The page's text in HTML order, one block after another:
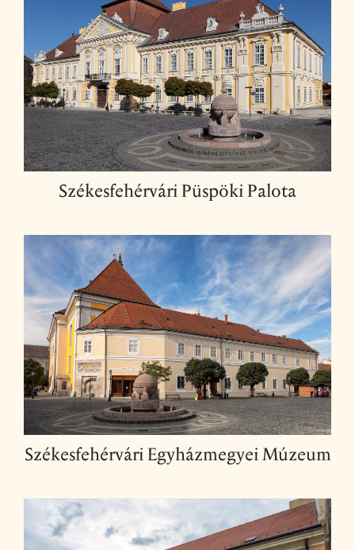
Székesfehérvári Püspöki Palota
Székesfehérvári Egyházmegyei Múzeum